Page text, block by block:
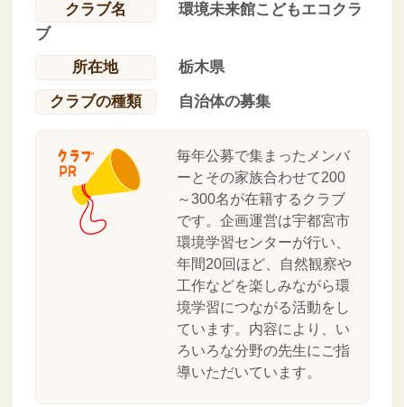
クラブ名
環境未来館こどもエコクラ
ブ
所在地
栃木県
クラブの種類
自治体の募集
毎年公募で集まったメンバ
ーとその家族合わせて200
～300名が在籍するクラブ
です。企画運営は宇都宮市
環境学習センターが行い、
年間20回ほど、自然観察や
工作などを楽しみながら環
境学習につながる活動をし
ています。内容により、い
ろいろな分野の先生にご指
導いただいています。